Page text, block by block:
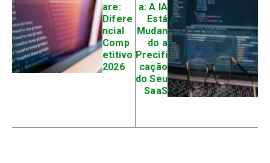
are:
Difere
ncial
Comp
etitivo
2026
a: A IA
Está
Mudan
do a
Precifi
cação
do Seu
SaaS